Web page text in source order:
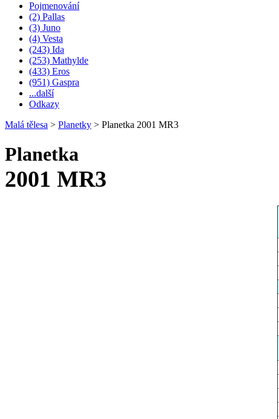
Pojmenování
(2) Pallas
(3) Juno
(4) Vesta
(243) Ida
(253) Mathylde
(433) Eros
(951) Gaspra
...další
Odkazy
Malá tělesa > Planetky > Planetka 2001 MR3
Planetka
2001 MR3